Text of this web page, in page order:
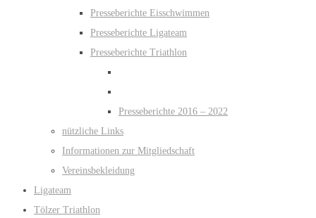
Presseberichte Eisschwimmen
Presseberichte Ligateam
Presseberichte Triathlon
Presseberichte 2016 – 2022
nützliche Links
Informationen zur Mitgliedschaft
Vereinsbekleidung
Ligateam
Tölzer Triathlon